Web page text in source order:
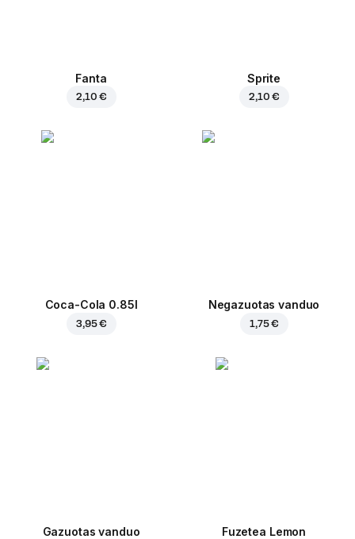
Fanta
2,10 €
Sprite
2,10 €
Coca-Cola 0.85l
3,95 €
Negazuotas vanduo
1,75 €
Gazuotas vanduo Fuzetea Lemon